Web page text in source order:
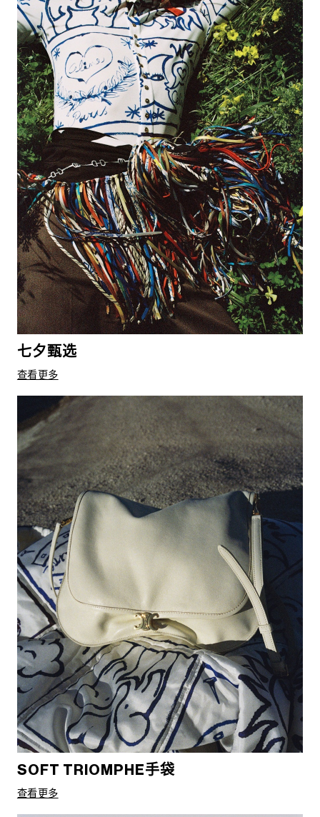
七夕甄选
查看更多
SOFT TRIOMPHE手袋
查看更多